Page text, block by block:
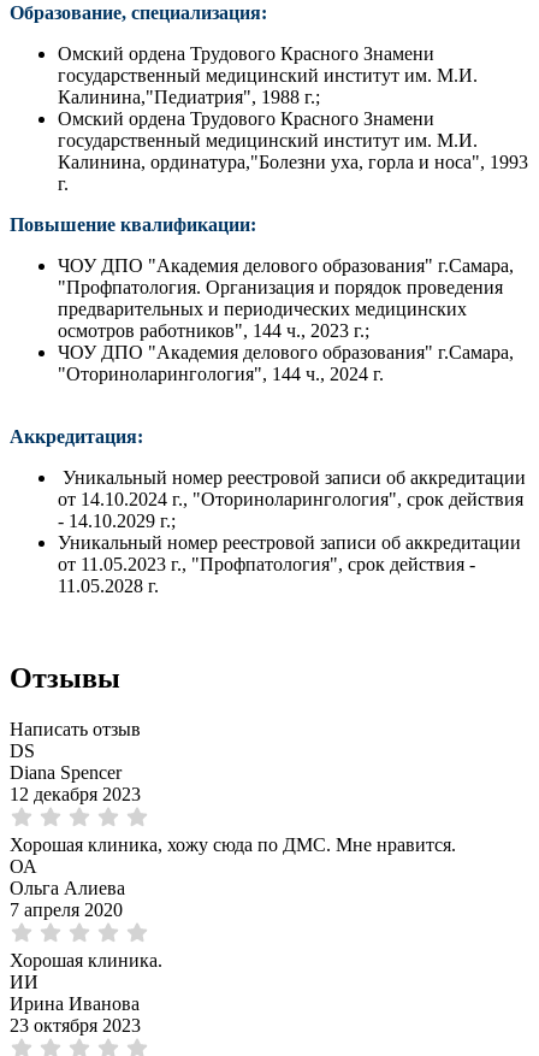
Образование, специализация:
Омский ордена Трудового Красного Знамени
государственный медицинский институт им. М.И.
Калинина,"Педиатрия", 1988 г.;
Омский ордена Трудового Красного Знамени
государственный медицинский институт им. М.И.
Калинина, ординатура,"Болезни уха, горла и носа", 1993
г.
Повышение квалификации:
ЧОУ ДПО "Академия делового образования" г.Самара,
"Профпатология. Организация и порядок проведения
предварительных и периодических медицинских
осмотров работников", 144 ч., 2023 г.;
ЧОУ ДПО "Академия делового образования" г.Самара,
"Оториноларингология", 144 ч., 2024 г.
Аккредитация:
Уникальный номер реестровой записи об аккредитации
от 14.10.2024 г., "Оториноларингология", срок действия
- 14.10.2029 г.;
Уникальный номер реестровой записи об аккредитации
от 11.05.2023 г., "Профпатология", срок действия -
11.05.2028 г.
Отзывы
Написать отзыв
DS
Diana Spencer
12 декабря 2023
Хорошая клиника, хожу сюда по ДМС. Мне нравится.
ОА
Ольга Алиева
7 апреля 2020
Хорошая клиника.
ИИ
Ирина Иванова
23 октября 2023